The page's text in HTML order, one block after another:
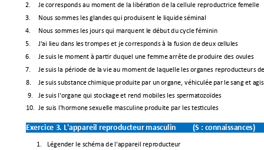
2.
Je corresponds au moment de la libération de la cellule reproductrice femelle
3.
Nous sommes les glandes qui produisent le liquide séminal
4.
Nous sommes les jours qui marquent le début du cycle féminin
5.
J'ai lieu dans les trompes et je corresponds à la fusion de deux cellules
6.
Je suis le moment à partir duquel une femme arrête de produire des ovules
7.
Je suis la période de la vie au moment de laquelle les organes reproducteurs
8.
Jesuis substance chimique produite par unorgane, véhiculéepar lesang et
9.
Je suis l'organe qui stockage et rend mobiles les spermatozoïdes
10. Je suis l'hormone sexuelle masculine produite par les testicules
Exercice 3. L'appareil reproducteur mascul in (S : connaissances)
1. Légender le schéma de l'appareil reproducteur